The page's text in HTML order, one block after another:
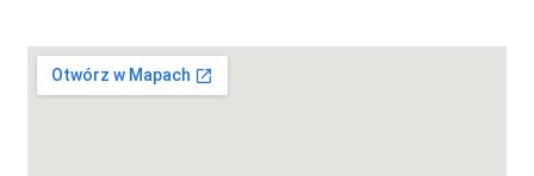
Krwiodawcy